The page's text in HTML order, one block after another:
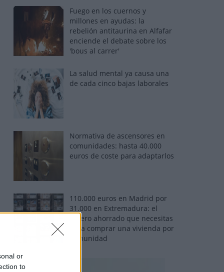
or
to
Fuego en los cuernos y
millones en ayudas: la
rebelión antitaurina en Alfafar
enciende el debate sobre los
'bous al carrer'
La salud mental ya causa una
de cada cinco bajas laborales
Normativa de ascensores en
comunidades: hasta 40.000
euros de coste para adaptarlos
110.000 euros en Madrid por
31.000 en Extremadura: el
dinero ahorrado que necesitas
para comprar una vivienda por
comunidad